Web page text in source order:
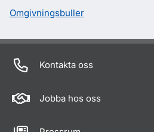
Omgivningsbuller
Kontakta oss
Jobba hos oss